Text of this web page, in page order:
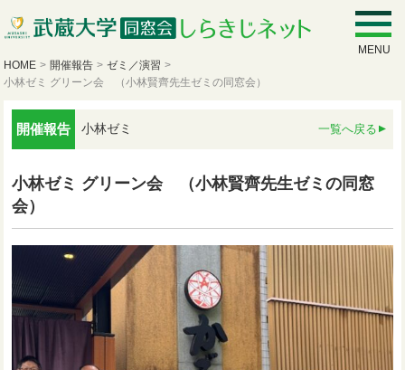
MENU
HOME > 開催報告 > ゼミ／演習 >
小林ゼミ グリーン会 （小林賢齊先生ゼミの同窓会）
開催報告 小林ゼミ 一覧へ戻る
小林ゼミ グリーン会 （小林賢齊先生ゼミの同窓
会）